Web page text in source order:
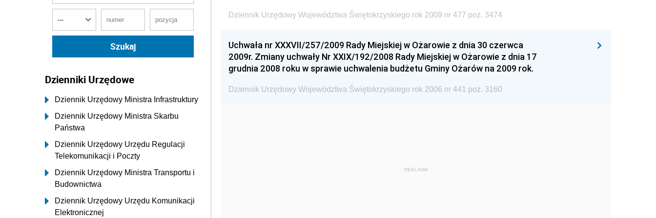
Dzienniki Urzędowe
Dziennik Urzędowy Ministra Infrastruktury
Dziennik Urzędowy Ministra Skarbu
Państwa
Dziennik Urzędowy Urzędu Regulacji
Telekomunikacji i Poczty
Dziennik Urzędowy Ministra Transportu i
Budownictwa
Dziennik Urzędowy Urzędu Komunikacji
Elektronicznej
Dziennik Urzędowy Województwa Świętokrzyskiego rok 2009 nr 477 poz. 3474
Uchwała nr XXXVII/257/2009 Rady Miejskiej w Ożarowie z dnia 30 czerwca
2009r. Zmiany uchwały Nr XXIX/192/2008 Rady Miejskiej w Ożarowie z dnia 17
grudnia 2008 roku w sprawie uchwalenia budżetu Gminy Ożarów na 2009 rok.
Dziennik Urzędowy Województwa Świętokrzyskiego rok 2006 nr 441 poz. 3160
REKLAMA